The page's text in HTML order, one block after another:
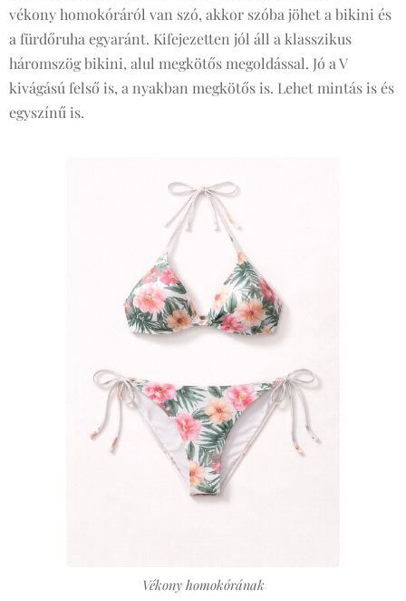
vékony homokóráról van szó, akkor szóba jöhet a bikini és
a fürdőruha egyaránt. Kifejezetten jól áll a klasszikus
háromszög bikini, alul megkötős megoldással. Jó a V
kivágású felső is, a nyakban megkötős is. Lehet mintás is és
egyszínű is.
Vékony homokórának